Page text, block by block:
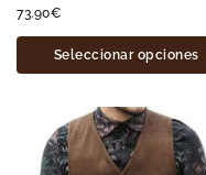
73.90€
Seleccionar opciones